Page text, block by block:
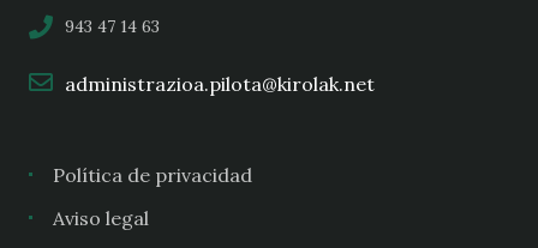
943 47 14 63
administrazioa.pilota@kirolak.net
Política de privacidad
Aviso legal